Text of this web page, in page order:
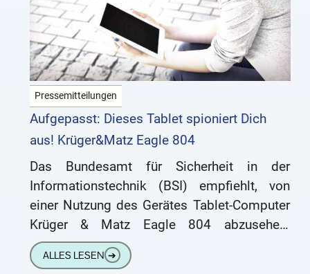
Pressemitteilungen
Aufgepasst: Dieses Tablet spioniert Dich
aus! Krüger&Matz Eagle 804
Das Bundesamt für Sicherheit in der
Informationstechnik (BSI) empfiehlt, von
einer Nutzung des Gerätes Tablet-Computer
Krüger & Matz Eagle 804 abzusehen.
(Krüger&Matz Eagle 804, Model-Nr:
KM0804_01,Build-Nr:
ALLES LESEN ➔